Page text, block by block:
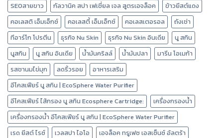
SEOสายขาว
กัลวานิค สปา เฟเชี่ยล เจล สูตรเอจล็อค
ข้าวยีสต์แดง
คอเลสติ เอ็มเอ็กซ์
คอเลสตี้ เอ็มเอ็กซ์ คอเลสเตอรอล
ถังเช่า
ทีอาร์โก โปรตีน
ธุรกิจ Nu Skin ธุรกิจ Nu Skin อินเดีย
นู สกิน
นูสกิน
นู สกิน อินเดีย น้ำมันคริลล์ น้ำมันปลา
มารีน โอเมก้า
รสชานมไข่มุก
ลดริ้วรอย
อาหารเสริม
อีโคสเฟียร์ นู สกิน | EcoSphere Water Purifier
อีโคสเฟียร์ ไส้กรอง นู สกิน Ecosphere Cartridge:
เครื่องกรองน้ำ
เครื่องกรองน้ำ อีโคสเฟียร์ นู สกิน | EcoSphere Water Purifier
เรด ยีสต์ ไรซ์
เวลสปา ไอโอ
เอจล็อค ทรูเฟซ เอสเซ็นซ์ อัลตร้า